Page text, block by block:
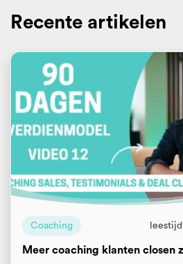
Recente artikelen
Coaching
Meer coaching klanten closen